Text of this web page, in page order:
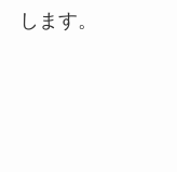
します。